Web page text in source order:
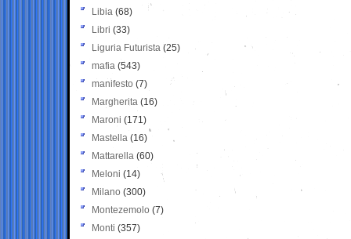
Libia (68)
Libri (33)
Liguria Futurista (25)
mafia (543)
manifesto (7)
Margherita (16)
Maroni (171)
Mastella (16)
Mattarella (60)
Meloni (14)
Milano (300)
Montezemolo (7)
Monti (357)